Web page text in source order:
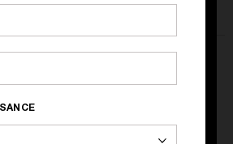
paiement
UNE COMMANDE